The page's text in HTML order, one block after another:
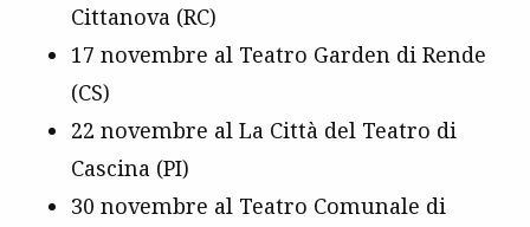
Cittanova (RC)
17 novembre al Teatro Garden di Rende
(CS)
22 novembre al La Città del Teatro di
Cascina (PI)
30 novembre al Teatro Comunale di